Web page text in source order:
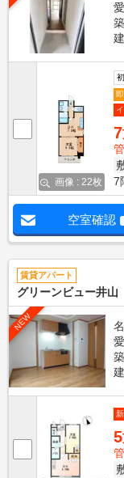
画像 : 22枚
7
7
空室確認
賃貸アパート
グリーンビュー井山
NEW
5